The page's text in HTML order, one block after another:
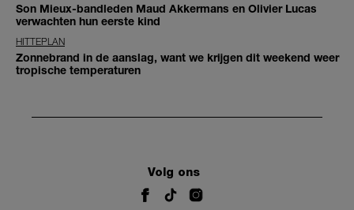
Son Mieux-bandleden Maud Akkermans en Olivier Lucas
verwachten hun eerste kind
HITTEPLAN
Zonnebrand in de aanslag, want we krijgen dit weekend weer
tropische temperaturen
Volg ons